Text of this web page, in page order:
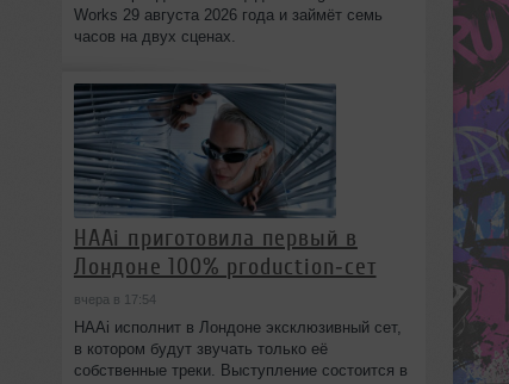
Works 29 августа 2026 года и займёт семь
часов на двух сценах.
HAAi приготовила первый в
Лондоне 100% production‑сет
вчера в 17:54
HAAi исполнит в Лондоне эксклюзивный сет,
в котором будут звучать только её
собственные треки. Выступление состоится в